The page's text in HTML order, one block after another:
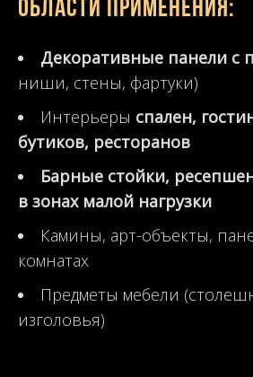
Области применения:
Декоративные панели с
ниши, стены, фартуки)
Интерьеры спален,
бутиков, ресторанов
Барные стойки,
в зонах малой нагрузки
Камины, арт-объекты,
комнатах
Предметы мебели
изголовья)